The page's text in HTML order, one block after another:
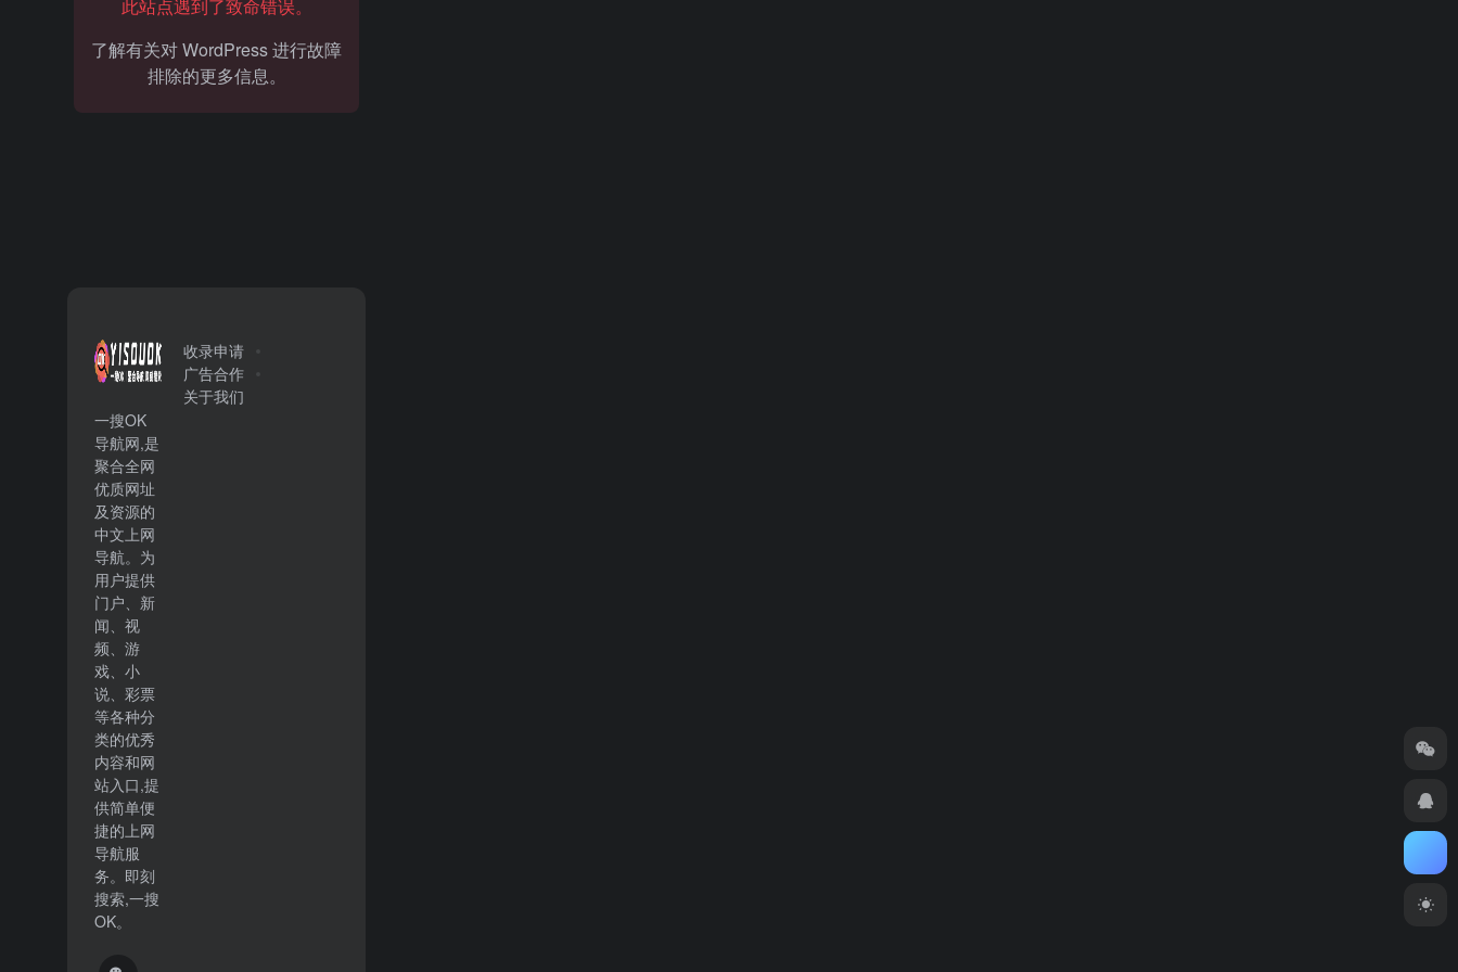
此站点遇到了致命错误。
了解有关对 WordPress 进行故障
排除的更多信息。
一搜OK
导航网,是
聚合全网
优质网址
及资源的
中文上网
导航。为
用户提供
门户、新
闻、视
频、游
戏、小
说、彩票
等各种分
类的优秀
内容和网
站入口,提
供简单便
捷的上网
导航服
务。即刻
搜索,一搜
OK。
收录申请
广告合作
关于我们